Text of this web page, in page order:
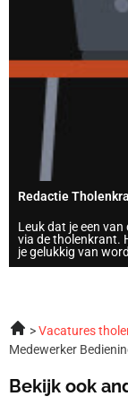
Redactie
Leuk dat je een
via de tholenkrant.
je gelukkig van
Vacatures
Medewerker
Bekijk ook